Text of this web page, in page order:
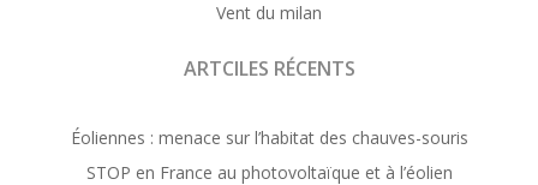
Vent du milan
ARTCILES RÉCENTS
Éoliennes : menace sur l’habitat des chauves-souris
STOP en France au photovoltaïque et à l’éolien